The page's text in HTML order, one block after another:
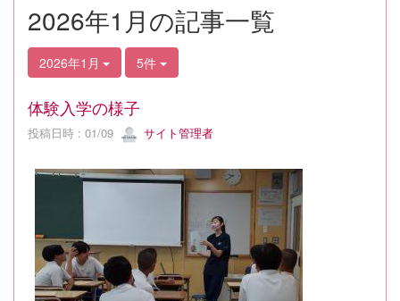
2026年1月の記事一覧
2026年1月 5件
体験入学の様子
投稿日時 : 01/09 サイト管理者